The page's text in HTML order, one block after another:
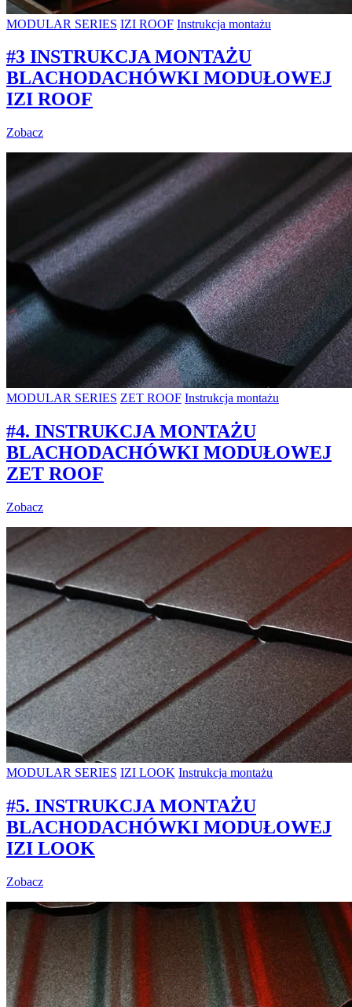
MODULAR SERIES IZI ROOF Instrukcja montażu
#3 INSTRUKCJA MONTAŻU
BLACHODACHÓWKI MODUŁOWEJ
IZI ROOF
Zobacz
MODULAR SERIES ZET ROOF Instrukcja montażu
#4. INSTRUKCJA MONTAŻU
BLACHODACHÓWKI MODUŁOWEJ
ZET ROOF
Zobacz
MODULAR SERIES IZI LOOK Instrukcja montażu
#5. INSTRUKCJA MONTAŻU
BLACHODACHÓWKI MODUŁOWEJ
IZI LOOK
Zobacz